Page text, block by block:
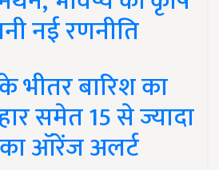
नई रणनीति
भीतर बारिश का
समेत 15 से ज्यादा
का ऑरेंज अलर्ट